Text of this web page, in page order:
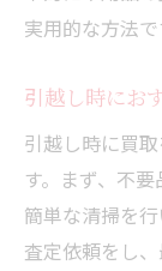
実用的な方法で
引越し時にお
引越し時に買
す。まず、不
簡単な清掃を
査定依頼をし